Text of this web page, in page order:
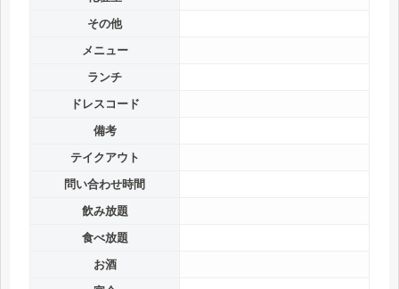
その他
メニュー
ランチ
ドレスコード
備考
テイクアウト
問い合わせ時間
飲み放題
食べ放題
お酒